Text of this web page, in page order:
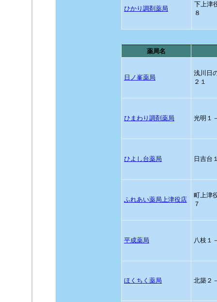
ひかり調剤薬局
下上津
８
薬局名
日ノ峯薬局
浅川日
２１
ひまわり調剤薬局 光明１
ひよし台薬局 日吉台
ふれあい薬局上津役店
町上津
７
平成薬局 八枝１
ほくちく薬局 北築２